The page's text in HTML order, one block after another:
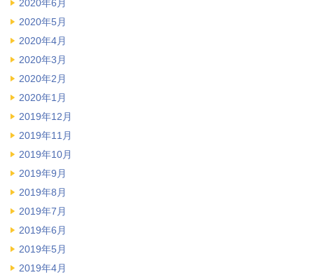
2020年6月
2020年5月
2020年4月
2020年3月
2020年2月
2020年1月
2019年12月
2019年11月
2019年10月
2019年9月
2019年8月
2019年7月
2019年6月
2019年5月
2019年4月